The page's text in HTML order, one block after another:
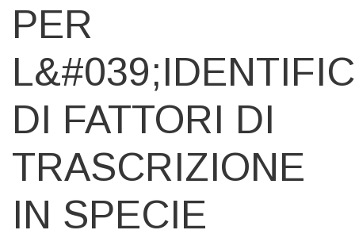
PER
DI FATTORI DI
TRASCRIZIONE
IN SPECIE